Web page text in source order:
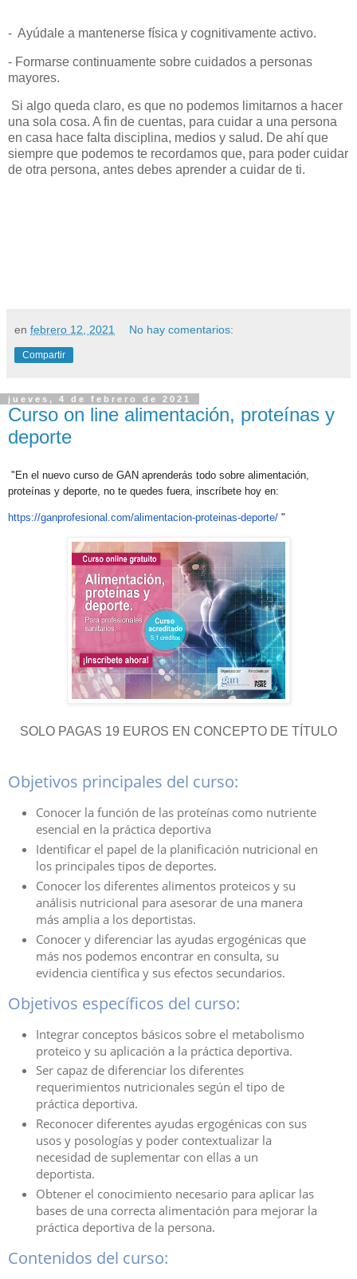
- Ayúdale a mantenerse física y cognitivamente activo.
- Formarse continuamente sobre cuidados a personas
mayores.
Si algo queda claro, es que no podemos limitarnos a hacer
una sola cosa. A fin de cuentas, para cuidar a una persona
en casa hace falta disciplina, medios y salud. De ahí que
siempre que podemos te recordamos que, para poder cuidar
de otra persona, antes debes aprender a cuidar de ti.
en febrero 12, 2021 No hay comentarios:
Compartir
jueves, 4 de febrero de 2021
Curso on line alimentación, proteínas y
deporte
"En el nuevo curso de GAN aprenderás todo sobre alimentación,
proteínas y deporte, no te quedes fuera, inscríbete hoy en:
https://ganprofesional.com/alimentacion-proteinas-deporte/ "
SOLO PAGAS 19 EUROS EN CONCEPTO DE TÍTULO
Objetivos principales del curso:
Conocer la función de las proteínas como nutriente
esencial en la práctica deportiva
Identificar el papel de la planificación nutricional en
los principales tipos de deportes.
Conocer los diferentes alimentos proteicos y su
análisis nutricional para asesorar de una manera
más amplia a los deportistas.
Conocer y diferenciar las ayudas ergogénicas que
más nos podemos encontrar en consulta, su
evidencia científica y sus efectos secundarios.
Objetivos específicos del curso:
Integrar conceptos básicos sobre el metabolismo
proteico y su aplicación a la práctica deportiva.
Ser capaz de diferenciar los diferentes
requerimientos nutricionales según el tipo de
práctica deportiva.
Reconocer diferentes ayudas ergogénicas con sus
usos y posologías y poder contextualizar la
necesidad de suplementar con ellas a un
deportista.
Obtener el conocimiento necesario para aplicar las
bases de una correcta alimentación para mejorar la
práctica deportiva de la persona.
Contenidos del curso: